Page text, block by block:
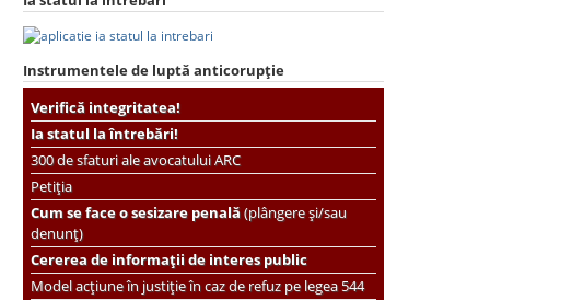
Instrumentele de luptă anticorupție
Verifică integritatea!
Ia statul la întrebări!
300 de sfaturi ale avocatului ARC
Petiția
Cum se face o sesizare penală(plângere și/sau
denunț)
Cererea de informații de interes public
Model acțiune în justiție în caz de refuz pe legea 544